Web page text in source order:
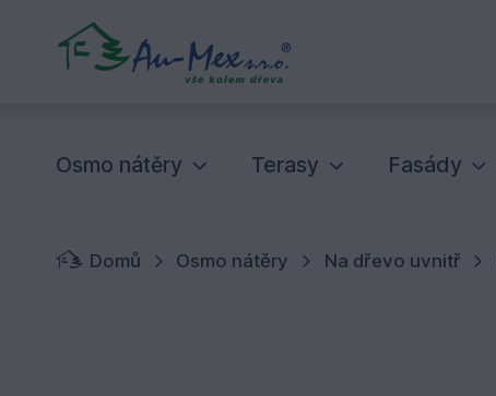
Osmo nátěry Terasy Fasády
Domů Osmo nátěry Na dřevo uvnitř